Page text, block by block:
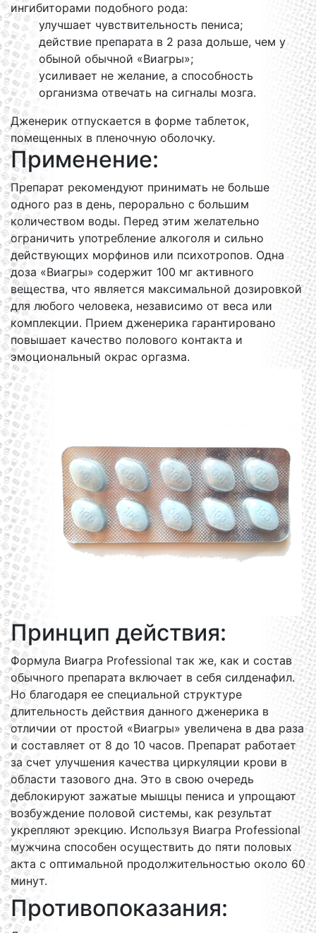
ингибиторами подобного рода:
улучшает чувствительность пениса;
действие препарата в 2 раза дольше, чем у
обыной обычной «Виагры»;
усиливает не желание, а способность
организма отвечать на сигналы мозга.
Дженерик отпускается в форме таблеток,
помещенных в пленочную оболочку.
Применение:
Препарат рекомендуют принимать не больше
одного раз в день, перорально с большим
количеством воды. Перед этим желательно
ограничить употребление алкоголя и сильно
действующих морфинов или психотропов. Одна
доза «Виагры» содержит 100 мг активного
вещества, что является максимальной дозировкой
для любого человека, независимо от веса или
комплекции. Прием дженерика гарантировано
повышает качество полового контакта и
эмоциональный окрас оргазма.
Принцип действия:
Формула Виагра Professional так же, как и состав
обычного препарата включает в себя силденафил.
Но благодаря ее специальной структуре
длительность действия данного дженерика в
отличии от простой «Виагры» увеличена в два раза
и составляет от 8 до 10 часов. Препарат работает
за счет улучшения качества циркуляции крови в
области тазового дна. Это в свою очередь
деблокируют зажатые мышцы пениса и упрощают
возбуждение половой системы, как результат
укрепляют эрекцию. Используя Виагра Professional
мужчина способен осуществить до пяти половых
акта с оптимальной продолжительностью около 60
минут.
Противопоказания: